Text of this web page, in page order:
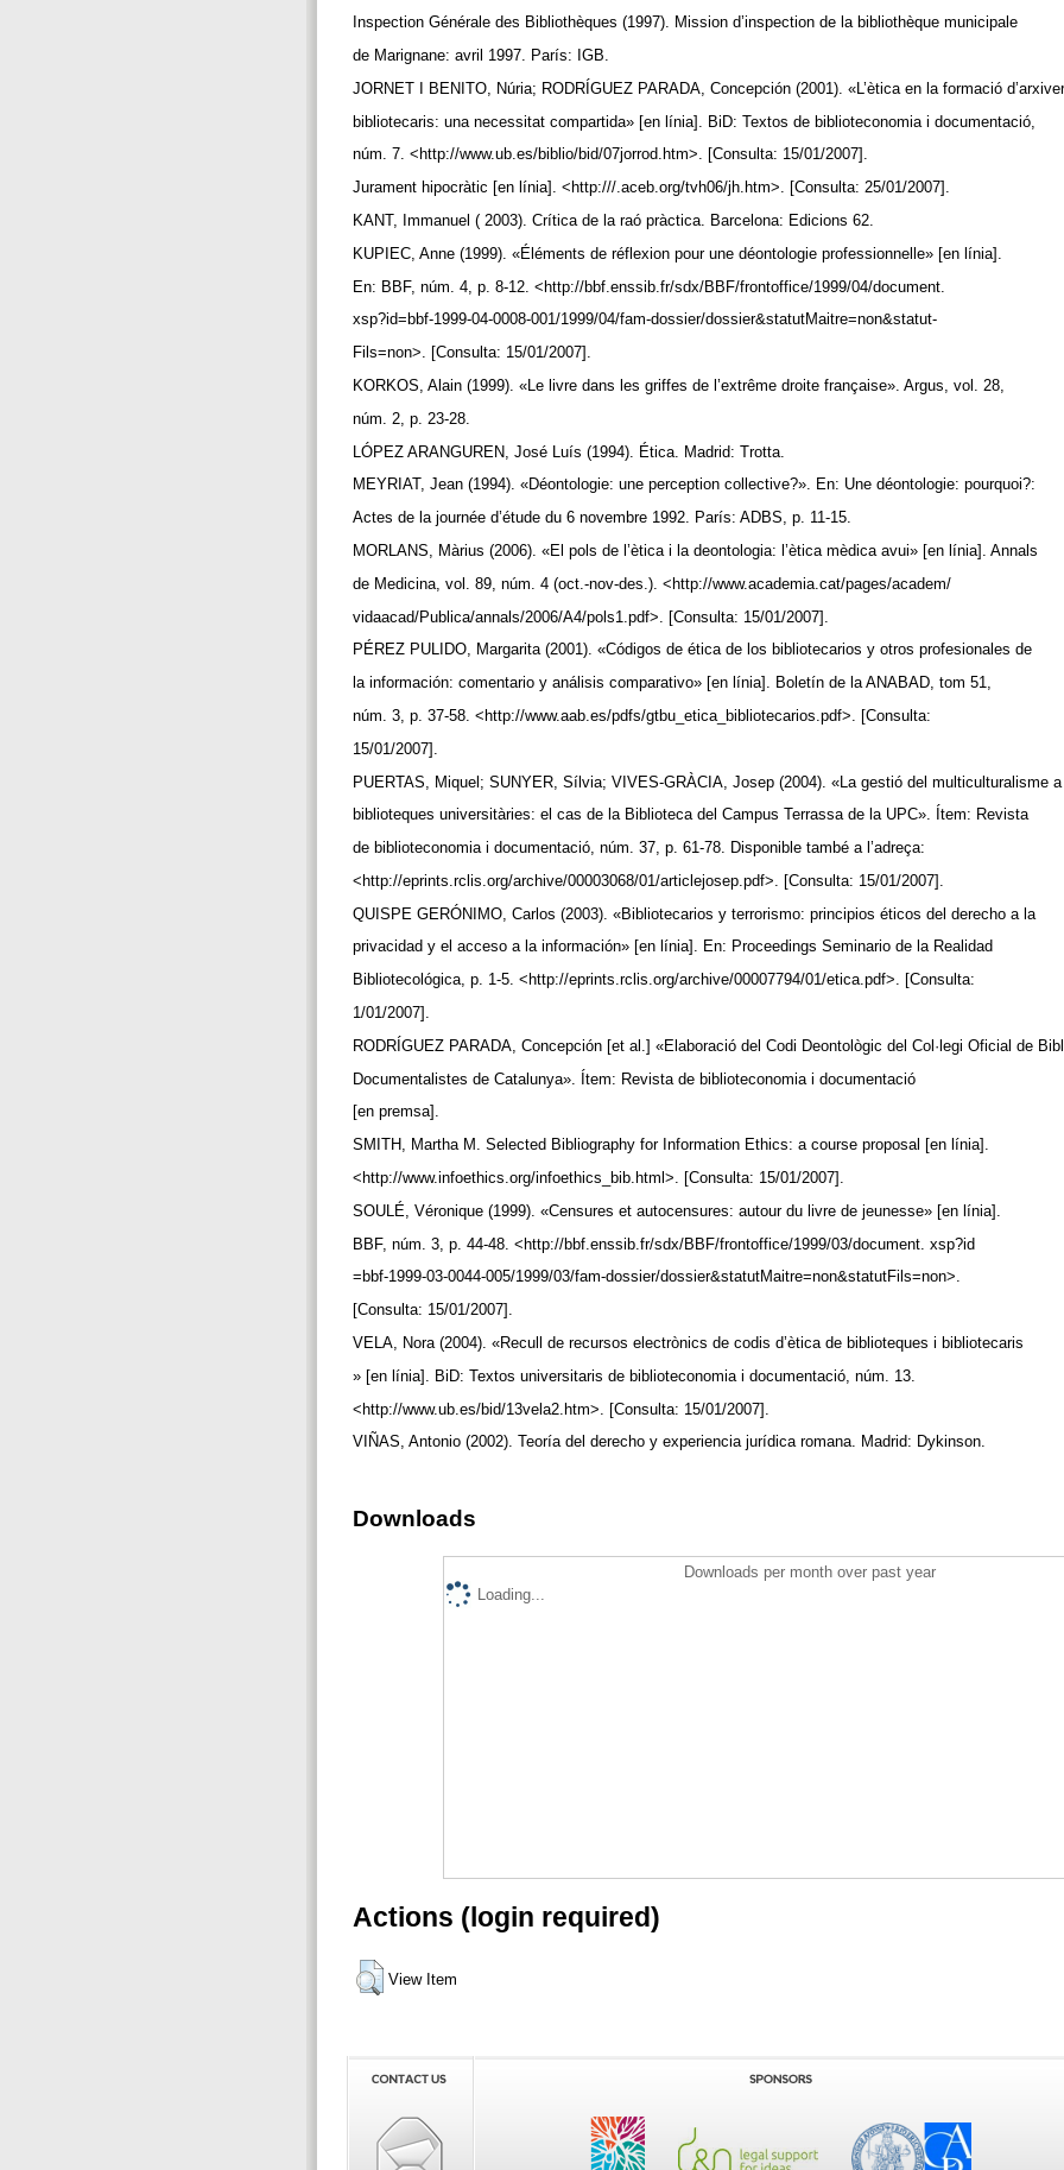
Inspection Générale des Bibliothèques (1997). Mission d’inspection de la bibliothèque municipale
de Marignane: avril 1997. París: IGB.
JORNET I BENITO, Núria; RODRÍGUEZ PARADA, Concepción (2001). «L’ètica en la formació
bibliotecaris: una necessitat compartida» [en línia]. BiD: Textos de biblioteconomia i documentació,
núm. 7. <http://www.ub.es/biblio/bid/07jorrod.htm>. [Consulta: 15/01/2007].
Jurament hipocràtic [en línia]. <http:///.aceb.org/tvh06/jh.htm>. [Consulta: 25/01/2007].
KANT, Immanuel ( 2003). Crítica de la raó pràctica. Barcelona: Edicions 62.
KUPIEC, Anne (1999). «Éléments de réflexion pour une déontologie professionnelle» [en línia].
En: BBF, núm. 4, p. 8-12. <http://bbf.enssib.fr/sdx/BBF/frontoffice/1999/04/document.
xsp?id=bbf-1999-04-0008-001/1999/04/fam-dossier/dossier&statutMaitre=non&statut-
Fils=non>. [Consulta: 15/01/2007].
KORKOS, Alain (1999). «Le livre dans les griffes de l’extrême droite française». Argus, vol. 28,
núm. 2, p. 23-28.
LÓPEZ ARANGUREN, José Luís (1994). Ética. Madrid: Trotta.
MEYRIAT, Jean (1994). «Déontologie: une perception collective?». En: Une déontologie: pourquoi?:
Actes de la journée d’étude du 6 novembre 1992. París: ADBS, p. 11-15.
MORLANS, Màrius (2006). «El pols de l’ètica i la deontologia: l’ètica mèdica avui» [en línia]. Annals
de Medicina, vol. 89, núm. 4 (oct.-nov-des.). <http://www.academia.cat/pages/academ/
vidaacad/Publica/annals/2006/A4/pols1.pdf>. [Consulta: 15/01/2007].
PÉREZ PULIDO, Margarita (2001). «Códigos de ética de los bibliotecarios y otros profesionales de
la información: comentario y análisis comparativo» [en línia]. Boletín de la ANABAD, tom 51,
núm. 3, p. 37-58. <http://www.aab.es/pdfs/gtbu_etica_bibliotecarios.pdf>. [Consulta:
15/01/2007].
PUERTAS, Miquel; SUNYER, Sílvia; VIVES-GRÀCIA, Josep (2004). «La gestió del multiculturalisme
biblioteques universitàries: el cas de la Biblioteca del Campus Terrassa de la UPC». Ítem: Revista
de biblioteconomia i documentació, núm. 37, p. 61-78. Disponible també a l’adreça:
<http://eprints.rclis.org/archive/00003068/01/articlejosep.pdf>. [Consulta: 15/01/2007].
QUISPE GERÓNIMO, Carlos (2003). «Bibliotecarios y terrorismo: principios éticos del derecho a la
privacidad y el acceso a la información» [en línia]. En: Proceedings Seminario de la Realidad
Bibliotecológica, p. 1-5. <http://eprints.rclis.org/archive/00007794/01/etica.pdf>. [Consulta:
1/01/2007].
RODRÍGUEZ PARADA, Concepción [et al.] «Elaboració del Codi Deontològic del Col·legi Oficial de
Documentalistes de Catalunya». Ítem: Revista de biblioteconomia i documentació
[en premsa].
SMITH, Martha M. Selected Bibliography for Information Ethics: a course proposal [en línia].
<http://www.infoethics.org/infoethics_bib.html>. [Consulta: 15/01/2007].
SOULÉ, Véronique (1999). «Censures et autocensures: autour du livre de jeunesse» [en línia].
BBF, núm. 3, p. 44-48. <http://bbf.enssib.fr/sdx/BBF/frontoffice/1999/03/document. xsp?id
=bbf-1999-03-0044-005/1999/03/fam-dossier/dossier&statutMaitre=non&statutFils=non>.
[Consulta: 15/01/2007].
VELA, Nora (2004). «Recull de recursos electrònics de codis d’ètica de biblioteques i bibliotecaris
» [en línia]. BiD: Textos universitaris de biblioteconomia i documentació, núm. 13.
<http://www.ub.es/bid/13vela2.htm>. [Consulta: 15/01/2007].
VIÑAS, Antonio (2002). Teoría del derecho y experiencia jurídica romana. Madrid: Dykinson.
Downloads
Downloads per month over past year
Loading...
Actions (login required)
View Item